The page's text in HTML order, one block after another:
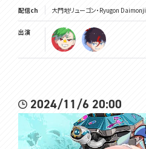
配信ch 大門地リューゴン・Ryugon Daimonji
出演
2024/11/6 20:00